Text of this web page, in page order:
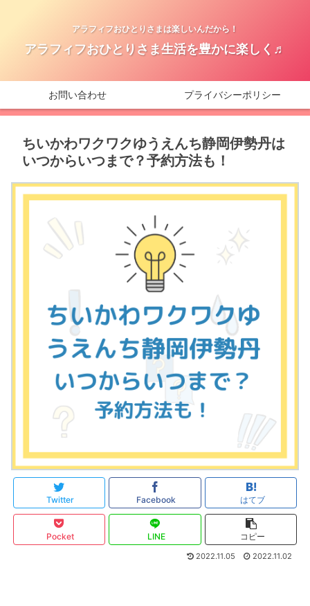
アラフィフおひとりさまは楽しいんだから！
アラフィフおひとりさま生活を豊かに楽しく♬
お問い合わせ プライバシーポリシー
ちいかわワクワクゆうえんち静岡伊勢丹は
いつからいつまで？予約方法も！
Twitter Facebook はてブ
Pocket LINE コピー
2022.11.05 2022.11.02